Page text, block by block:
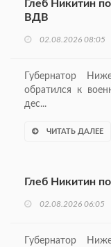
Глеб Никитин
ВДВ
02.08.2026 08:05
Губернатор
обратился к
дес...
ЧИТАТЬ ДАЛЕЕ
Глеб Никитин
02.08.2026 06:05
Губернатор